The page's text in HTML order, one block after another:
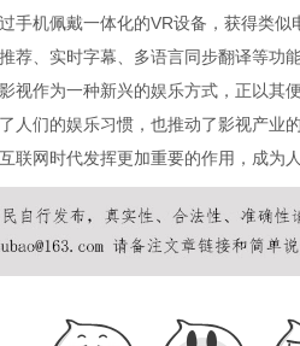
手机佩戴一体化的VR设备，获得类
荐、实时字幕、多语言同步翻译等功
视作为一种新兴的娱乐方式，正以其
人们的娱乐习惯，也推动了影视产业
联网时代发挥更加重要的作用，成为